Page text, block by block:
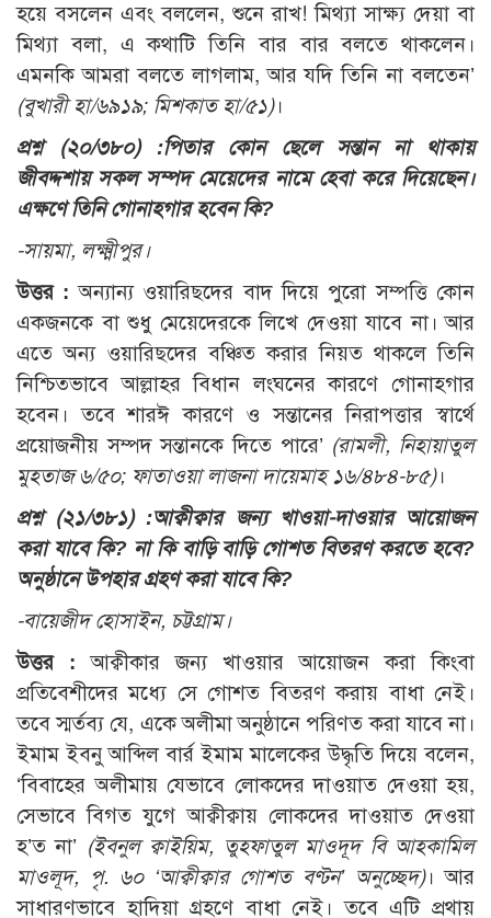
হয়ে বসলেন এবং বললেন, শুনে রাখ! মিথ্যা সাক্ষ্য দেয়া বা
মিথ্যা বলা, এ কথাটি তিনি বার বার বলতে থাকলেন।
এমনকি আমরা বলতে লাগলাম, আর যদি তিনি না বলতেন’
(বুখারী হা/৬৯১৯; মিশকাত হা/৫১)।
প্রশ্ন (২০/৩৮০) :পিতার কোন ছেলে সন্তান না থাকায়
জীবদ্দশায় সকল সম্পদ মেয়েদের নামে হেবা করে দিয়েছেন।
এক্ষণে তিনি গোনাহগার হবেন কি?
-সায়মা, লক্ষ্মীপুর।
উত্তর :অন্যান্য ওয়ারিছদের বাদ দিয়ে পুরো সম্পত্তি কোন
একজনকে বা শুধু মেয়েদেরকে লিখে দেওয়া যাবে না। আর
এতে অন্য ওয়ারিছদের বঞ্চিত করার নিয়ত থাকলে তিনি
নিশ্চিতভাবে আল্লাহর বিধান লংঘনের কারণে গোনাহগার
হবেন। তবে শারঈ কারণে ও সন্তানের নিরাপত্তার স্বার্থে
প্রয়োজনীয় সম্পদ সন্তানকে দিতে পারে’ (রামলী, নিহায়াতুল
মুহতাজ ৬/৫০; ফাতাওয়া লাজনা দায়েমাহ ১৬/৪৮৪-৮৫)।
প্রশ্ন (২১/৩৮১) :আক্বীক্বার জন্য খাওয়া-দাওয়ার আয়োজন
করা যাবে কি? না কি বাড়ি বাড়ি গোশত বিতরণ করতে হবে?
অনুষ্ঠানে উপহার গ্রহণ করা যাবে কি?
-বায়েজীদ হোসাইন, চট্টগ্রাম।
উত্তর :আক্বীকার জন্য খাওয়ার আয়োজন করা কিংবা
প্রতিবেশীদের মধ্যে সে গোশত বিতরণ করায় বাধা নেই।
তবে স্মর্তব্য যে, একে অলীমা অনুষ্ঠানে পরিণত করা যাবে না।
ইমাম ইবনু আব্দিল বার্র ইমাম মালেকের উদ্ধৃতি দিয়ে বলেন,
‘বিবাহের অলীমায় যেভাবে লোকদের দাওয়াত দেওয়া হয়,
সেভাবে বিগত যুগে আক্বীক্বায় লোকদের দাওয়াত দেওয়া
হ’ত না’ (ইবনুল ক্বাইয়িম, তুহফাতুল মাওদূদ বি আহকামিল
মাওলূদ, পৃ. ৬০ ‘আক্বীক্বার গোশত বণ্টন’ অনুচ্ছেদ)। আর
সাধারণভাবে হাদিয়া গ্রহণে বাধা নেই। তবে এটি প্রথায়